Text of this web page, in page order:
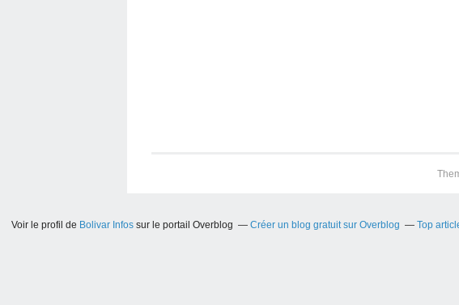
Voir le profil de Bolivar Infossur le portail Overblog Créer un blog gratuit sur Overblog Top